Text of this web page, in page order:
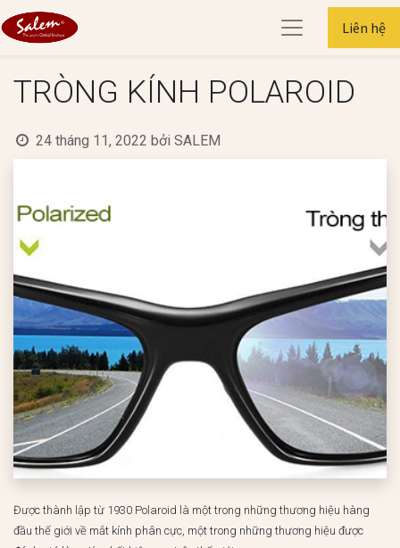
Liên hệ
TRÒNG KÍNH POLAROID
24 tháng 11, 2022 bởi SALEM
Được thành lập từ 1930 Polaroid là một trong những thương hiệu hàng
đầu thế giới về mắt kính phân cực, một trong những thương hiệu được